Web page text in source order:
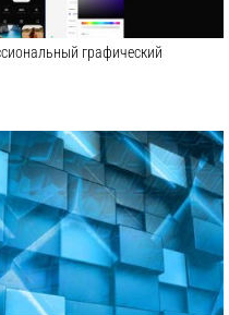
графический